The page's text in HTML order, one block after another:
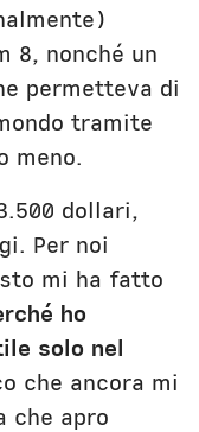
8, nonché un
permetteva di
tramite
meno.
dollari,
Per noi
mi ha fatto
ho
solo nel
che ancora mi
che apro